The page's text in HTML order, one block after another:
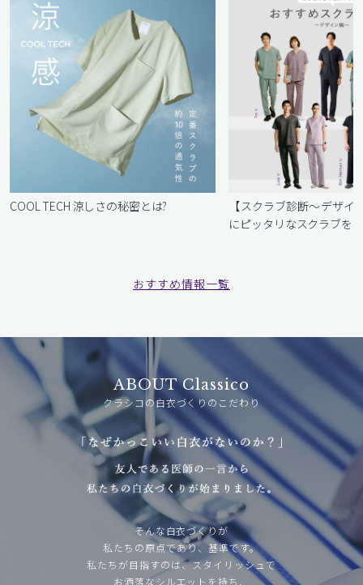
COOL TECH 涼しさの秘密とは?
【スクラブ診断〜デザイ
にピッタリなスクラブを
おすすめ情報一覧
ABOUT Classico
クラシコの白衣づくりのこだわり
そんな白衣づくりが
私たちの原点であり、基準です。
私たちが目指すのは、スタイリッシュで
お洒落なシルエットを持ち、